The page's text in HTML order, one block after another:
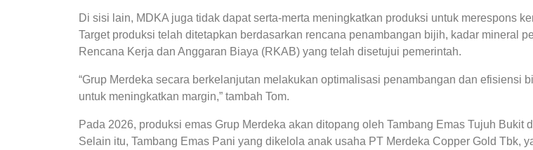
Di sisi lain, MDKA juga tidak dapat serta-merta meningkatkan produksi untuk merespons
Target produksi telah ditetapkan berdasarkan rencana penambangan bijih, kadar mineral
Rencana Kerja dan Anggaran Biaya (RKAB) yang telah disetujui pemerintah.
“Grup Merdeka secara berkelanjutan melakukan optimalisasi penambangan dan efisiensi
untuk meningkatkan margin,” tambah Tom.
Pada 2026, produksi emas Grup Merdeka akan ditopang oleh Tambang Emas Tujuh Bukit
Selain itu, Tambang Emas Pani yang dikelola anak usaha PT Merdeka Copper Gold Tbk,